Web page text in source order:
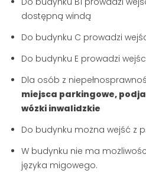
dostępną windą
Do budynku C prowadzi
Do budynku E prowadzi
Dla osób z
miejsca parkingowe,
wózki inwalidzkie
Do budynku można wejść z
W budynku nie ma
języka migowego.